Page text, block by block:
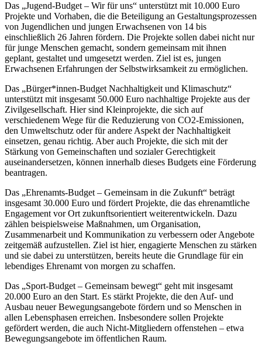
Das „Jugend-Budget – Wir für uns“ unterstützt mit 10.000 Euro
Projekte und Vorhaben, die die Beteiligung an Gestaltungsprozessen
von Jugendlichen und jungen Erwachsenen von 14 bis
einschließlich 26 Jahren fördern. Die Projekte sollen dabei nicht nur
für junge Menschen gemacht, sondern gemeinsam mit ihnen
geplant, gestaltet und umgesetzt werden. Ziel ist es, jungen
Erwachsenen Erfahrungen der Selbstwirksamkeit zu ermöglichen.
Das „Bürger*innen-Budget Nachhaltigkeit und Klimaschutz“
unterstützt mit insgesamt 50.000 Euro nachhaltige Projekte aus der
Zivilgesellschaft. Hier sind Kleinprojekte, die sich auf
verschiedenem Wege für die Reduzierung von CO2-Emissionen,
den Umweltschutz oder für andere Aspekt der Nachhaltigkeit
einsetzen, genau richtig. Aber auch Projekte, die sich mit der
Stärkung von Gemeinschaften und sozialer Gerechtigkeit
auseinandersetzen, können innerhalb dieses Budgets eine Förderung
beantragen.
Das „Ehrenamts-Budget – Gemeinsam in die Zukunft“ beträgt
insgesamt 30.000 Euro und fördert Projekte, die das ehrenamtliche
Engagement vor Ort zukunftsorientiert weiterentwickeln. Dazu
zählen beispielsweise Maßnahmen, um Organisation,
Zusammenarbeit und Kommunikation zu verbessern oder Angebote
zeitgemäß aufzustellen. Ziel ist hier, engagierte Menschen zu stärken
und sie dabei zu unterstützen, bereits heute die Grundlage für ein
lebendiges Ehrenamt von morgen zu schaffen.
Das „Sport-Budget – Gemeinsam bewegt“ geht mit insgesamt
20.000 Euro an den Start. Es stärkt Projekte, die den Auf- und
Ausbau neuer Bewegungsangebote fördern und so Menschen in
allen Lebensphasen erreichen. Insbesondere sollen Projekte
gefördert werden, die auch Nicht-Mitgliedern offenstehen – etwa
Bewegungsangebote im öffentlichen Raum.